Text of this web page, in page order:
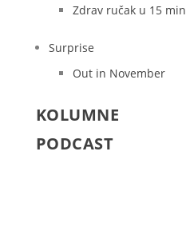
Zdrav ručak u 15 min
Surprise
Out in November
KOLUMNE
PODCAST